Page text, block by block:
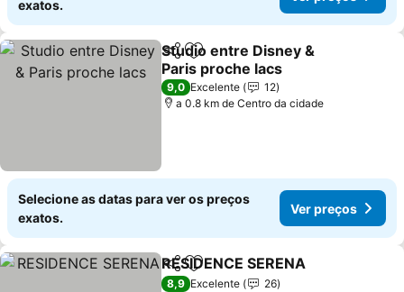
exatos.
PartilharAdicionar aos favoritos
Studio entre Disney &
Paris proche lacs
9,0 Excelente
12
a 0.8 km de Centro da cidade
Selecione as datas para ver os preços
exatos.
Ver preços
PartilharAdicionar aos favoritos
RESIDENCE SERENA
8,9 Excelente
26